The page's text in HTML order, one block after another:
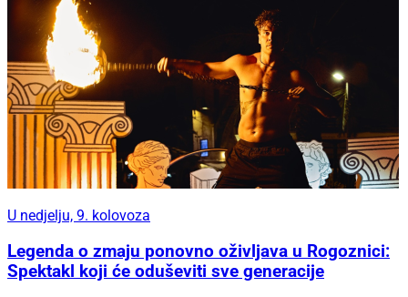
U nedjelju, 9. kolovoza
Legenda o zmaju ponovno oživljava u Rogoznici:
Spektakl koji će oduševiti sve generacije